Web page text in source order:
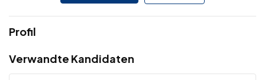
Profil
Verwandte Kandidaten